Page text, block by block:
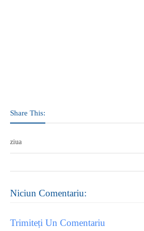
Share This:
ziua
Niciun Comentariu:
Trimiteți Un Comentariu